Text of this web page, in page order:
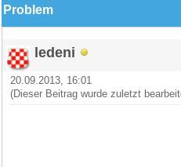
Problem
ledeni
20.09.2013, 16:01
(Dieser Beitrag wurde zuletzt